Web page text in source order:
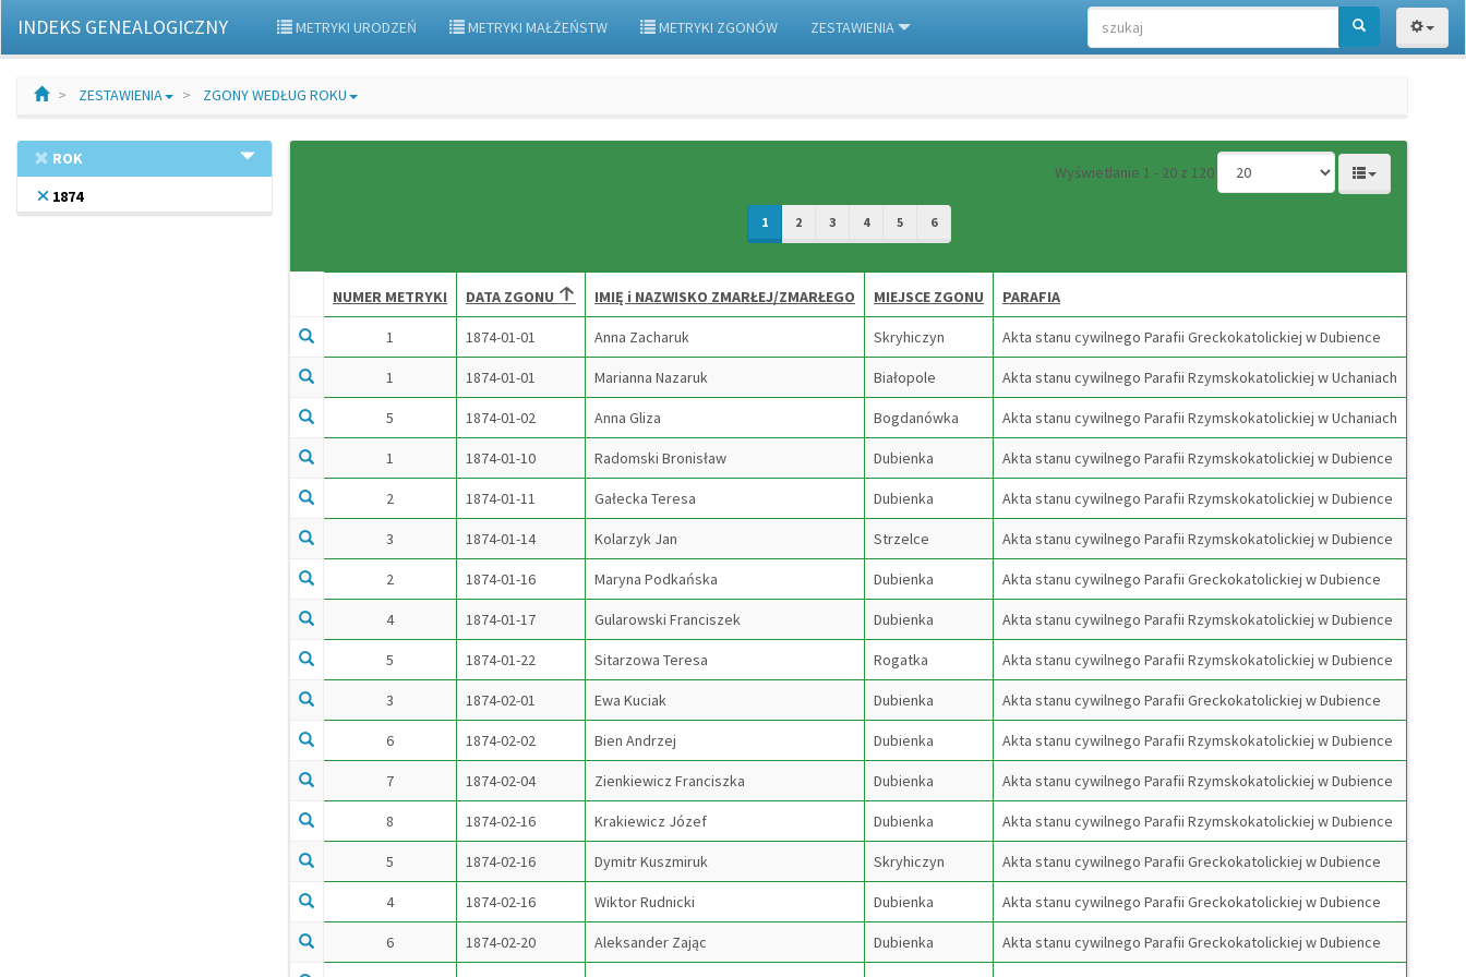
INDEKS GENEALOGICZNY METRYKI URODZEŃ METRYKI MAŁŻEŃSTW METRYKI ZGONÓW ZESTAWIENIA
ZESTAWIENIA ZGONY WEDŁUG ROKU
ROK
1874
Wyświetlanie 1 - 20 z 120
1 2 3 4 5 6
NUMER METRYKI DATA ZGONU IMIĘ i NAZWISKO ZMARŁEJ/ZMARŁEGO MIEJSCE ZGONU PARAFIA
1 1874-01-01 Anna Zacharuk Skryhiczyn Akta stanu cywilnego Parafii Greckokatolickiej w Dubience
1 1874-01-01 Marianna Nazaruk Białopole Akta stanu cywilnego Parafii Rzymskokatolickiej w Uchaniach
5 1874-01-02 Anna Gliza Bogdanówka Akta stanu cywilnego Parafii Rzymskokatolickiej w Uchaniach
1 1874-01-10 Radomski Bronisław Dubienka Akta stanu cywilnego Parafii Rzymskokatolickiej w Dubience
2 1874-01-11 Gałecka Teresa Dubienka Akta stanu cywilnego Parafii Rzymskokatolickiej w Dubience
3 1874-01-14 Kolarzyk Jan Strzelce Akta stanu cywilnego Parafii Rzymskokatolickiej w Dubience
2 1874-01-16 Maryna Podkańska Dubienka Akta stanu cywilnego Parafii Greckokatolickiej w Dubience
4 1874-01-17 Gularowski Franciszek Dubienka Akta stanu cywilnego Parafii Rzymskokatolickiej w Dubience
5 1874-01-22 Sitarzowa Teresa Rogatka Akta stanu cywilnego Parafii Rzymskokatolickiej w Dubience
3 1874-02-01 Ewa Kuciak Dubienka Akta stanu cywilnego Parafii Greckokatolickiej w Dubience
6 1874-02-02 Bien Andrzej Dubienka Akta stanu cywilnego Parafii Rzymskokatolickiej w Dubience
7 1874-02-04 Zienkiewicz Franciszka Dubienka Akta stanu cywilnego Parafii Rzymskokatolickiej w Dubience
8 1874-02-16 Krakiewicz Józef Dubienka Akta stanu cywilnego Parafii Rzymskokatolickiej w Dubience
5 1874-02-16 Dymitr Kuszmiruk Skryhiczyn Akta stanu cywilnego Parafii Greckokatolickiej w Dubience
4 1874-02-16 Wiktor Rudnicki Dubienka Akta stanu cywilnego Parafii Greckokatolickiej w Dubience
6 1874-02-20 Aleksander Zając Dubienka Akta stanu cywilnego Parafii Greckokatolickiej w Dubience